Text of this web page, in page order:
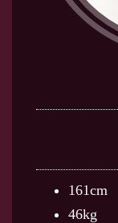
161cm
46kg